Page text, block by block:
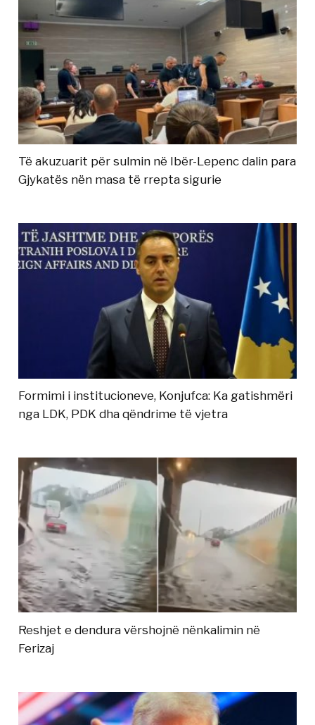
Të akuzuarit për sulmin në Ibër-Lepenc dalin para
Gjykatës nën masa të rrepta sigurie
Formimi i institucioneve, Konjufca: Ka gatishmëri
nga LDK, PDK dha qëndrime të vjetra
Reshjet e dendura vërshojnë nënkalimin në
Ferizaj